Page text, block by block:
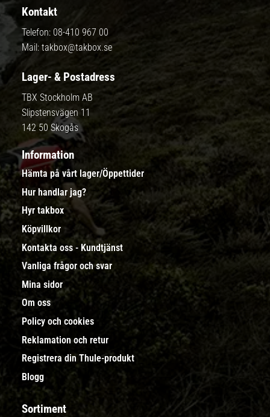
Kontakt
Telefon: 08-410 967 00
Mail: takbox@takbox.se
Lager- & Postadress
TBX Stockholm AB
Slipstensvägen 11
142 50 Skogås
Information
Hämta på vårt lager/Öppettider
Hur handlar jag?
Hyr takbox
Köpvillkor
Kontakta oss - Kundtjänst
Vanliga frågor och svar
Mina sidor
Om oss
Policy och cookies
Reklamation och retur
Registrera din Thule-produkt
Blogg
Sortiment